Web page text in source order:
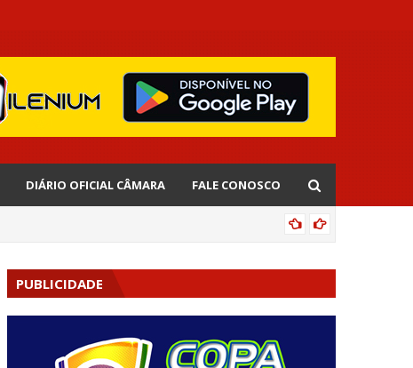
DIÁRIO OFICIAL CÂMARA FALE CONOSCO
PUBLICIDADE